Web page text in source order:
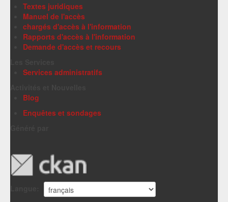
Textes juridiques
Manuel de l'accès
chargés d'accès à l'information
Rapports d'accès à l'information
Demande d'accès et recours
Services administratifs
Blog
Enquêtes et sondages